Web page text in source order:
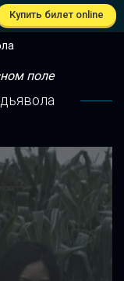
Купить билет online
поле